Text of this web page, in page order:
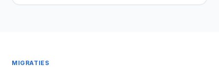
MIGRATIES